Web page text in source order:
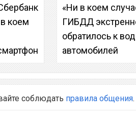
коем
«Ни в коем
ГИБДД
обратилось к
автомобилей
соблюдать правила общения.